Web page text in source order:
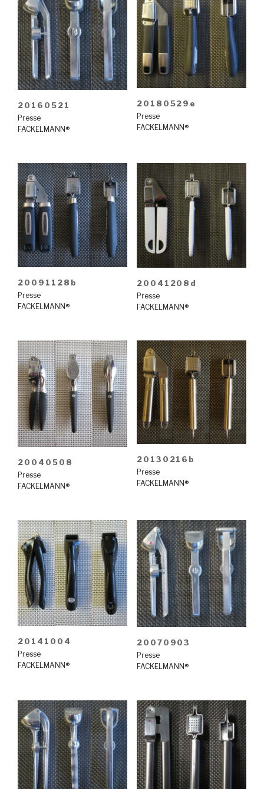
20160521
Presse
FACKELMANN®
20180529e
Presse
FACKELMANN®
20091128b
Presse
FACKELMANN®
20041208d
Presse
FACKELMANN®
20040508
Presse
FACKELMANN®
20130216b
Presse
FACKELMANN®
20141004
Presse
FACKELMANN®
20070903
Presse
FACKELMANN®